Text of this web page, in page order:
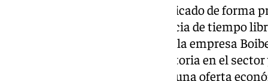
La Junta de Andalucía ha adjudicado de forma
superficie de la antigua residencia de tiempo
en La Línea de la Concepción, a la empresa
catalana, con 36 años de trayectoria en el
con la licitación tras presentar una oferta